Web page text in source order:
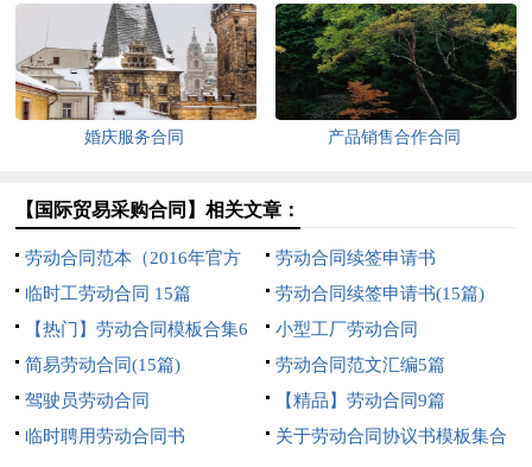
婚庆服务合同 产品销售合作合同
【国际贸易采购合同】相关文章：
劳动合同范本（2016年官方
版）
劳动合同续签申请书
临时工劳动合同 15篇
劳动合同续签申请书(15篇)
【热门】劳动合同模板合集6
篇
小型工厂劳动合同
简易劳动合同(15篇)
劳动合同范文汇编5篇
驾驶员劳动合同
【精品】劳动合同9篇
临时聘用劳动合同书
关于劳动合同协议书模板集合